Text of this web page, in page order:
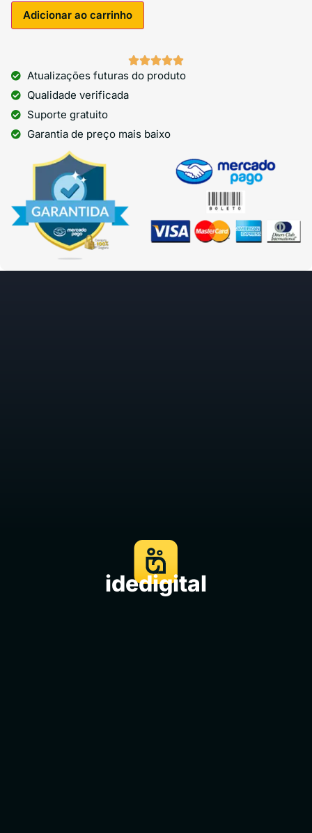
Adicionar ao carrinho

Atualizações futuras do produto
Qualidade verificada
Suporte gratuito
Garantia de preço mais baixo
idedigital